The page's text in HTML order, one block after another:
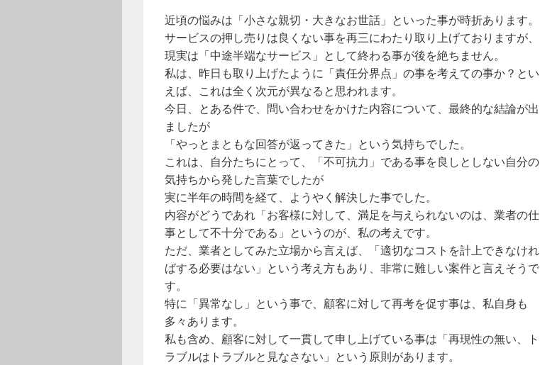
近頃の悩みは「小さな親切・大きなお世話」といった事が時折あります。
サービスの押し売りは良くない事を再三にわたり取り上げておりますが、
現実は「中途半端なサービス」として終わる事が後を絶ちません。
私は、昨日も取り上げたように「責任分界点」の事を考えての事か？とい
えば、これは全く次元が異なると思われます。
今日、とある件で、問い合わせをかけた内容について、最終的な結論が出
ましたが
「やっとまともな回答が返ってきた」という気持ちでした。
これは、自分たちにとって、「不可抗力」である事を良しとしない自分の
気持ちから発した言葉でしたが
実に半年の時間を経て、ようやく解決した事でした。
内容がどうであれ「お客様に対して、満足を与えられないのは、業者の仕
事として不十分である」というのが、私の考えです。
ただ、業者としてみた立場から言えば、「適切なコストを計上できなけれ
ばする必要はない」という考え方もあり、非常に難しい案件と言えそうで
す。
特に「異常なし」という事で、顧客に対して再考を促す事は、私自身も
多々あります。
私も含め、顧客に対して一貫して申し上げている事は「再現性の無い、ト
ラブルはトラブルと見なさない」という原則があります。